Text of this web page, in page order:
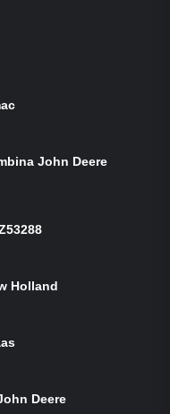
John Deere
Holland
Deere